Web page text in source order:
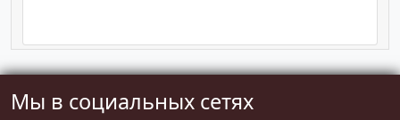
Мы в социальных сетях